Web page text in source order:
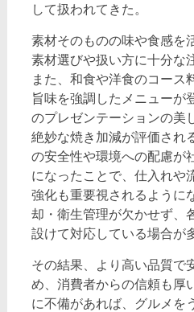
して扱われてきた。
素材そのものの味や食感を
素材選びや扱い方に十分な
また、和食や洋食のコース
旨味を強調したメニューが
のプレゼンテーションの美
絶妙な焼き加減が評価され
の安全性や環境への配慮が
になったことで、仕入れや
強化も重要視されるように
却・衛生管理が欠かせず、
設けて対応している場合が
その結果、より高い品質で
め、消費者からの信頼も厚
に不備があれば、グルメを